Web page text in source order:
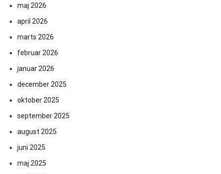
maj 2026
april 2026
marts 2026
februar 2026
januar 2026
december 2025
oktober 2025
september 2025
august 2025
juni 2025
maj 2025